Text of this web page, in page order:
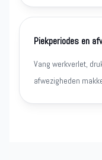
Piekperiodes en
Vang werkverlet,
afwezigheden